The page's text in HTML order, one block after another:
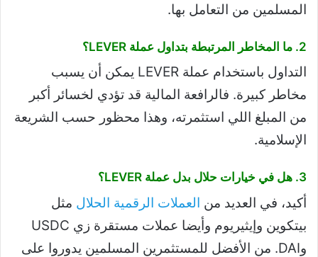
المسلمين من التعامل بها.
2. ما المخاطر المرتبطة بتداول عملة LEVER؟
التداول باستخدام عملة LEVER يمكن أن يسبب
مخاطر كبيرة. فالرافعة المالية قد تؤدي لخسائر أكبر
من المبلغ اللي استثمرته، وهذا محظور حسب الشريعة
الإسلامية.
3. هل في خيارات حلال بدل عملة LEVER؟
أكيد، في العديد من العملات الرقمية الحلال مثل
بيتكوين وإيثيريوم وأيضا عملات مستقرة زي USDC
وDAI. من الأفضل للمستثمرين المسلمين يدوروا على